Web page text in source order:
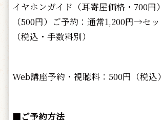
イヤホンガイド（耳寄屋価格・700円
（500円）ご予約：通常1,200円→セ
（税込・手数料別）
Web講座予約・視聴料：500円（税込）
■ご予約方法